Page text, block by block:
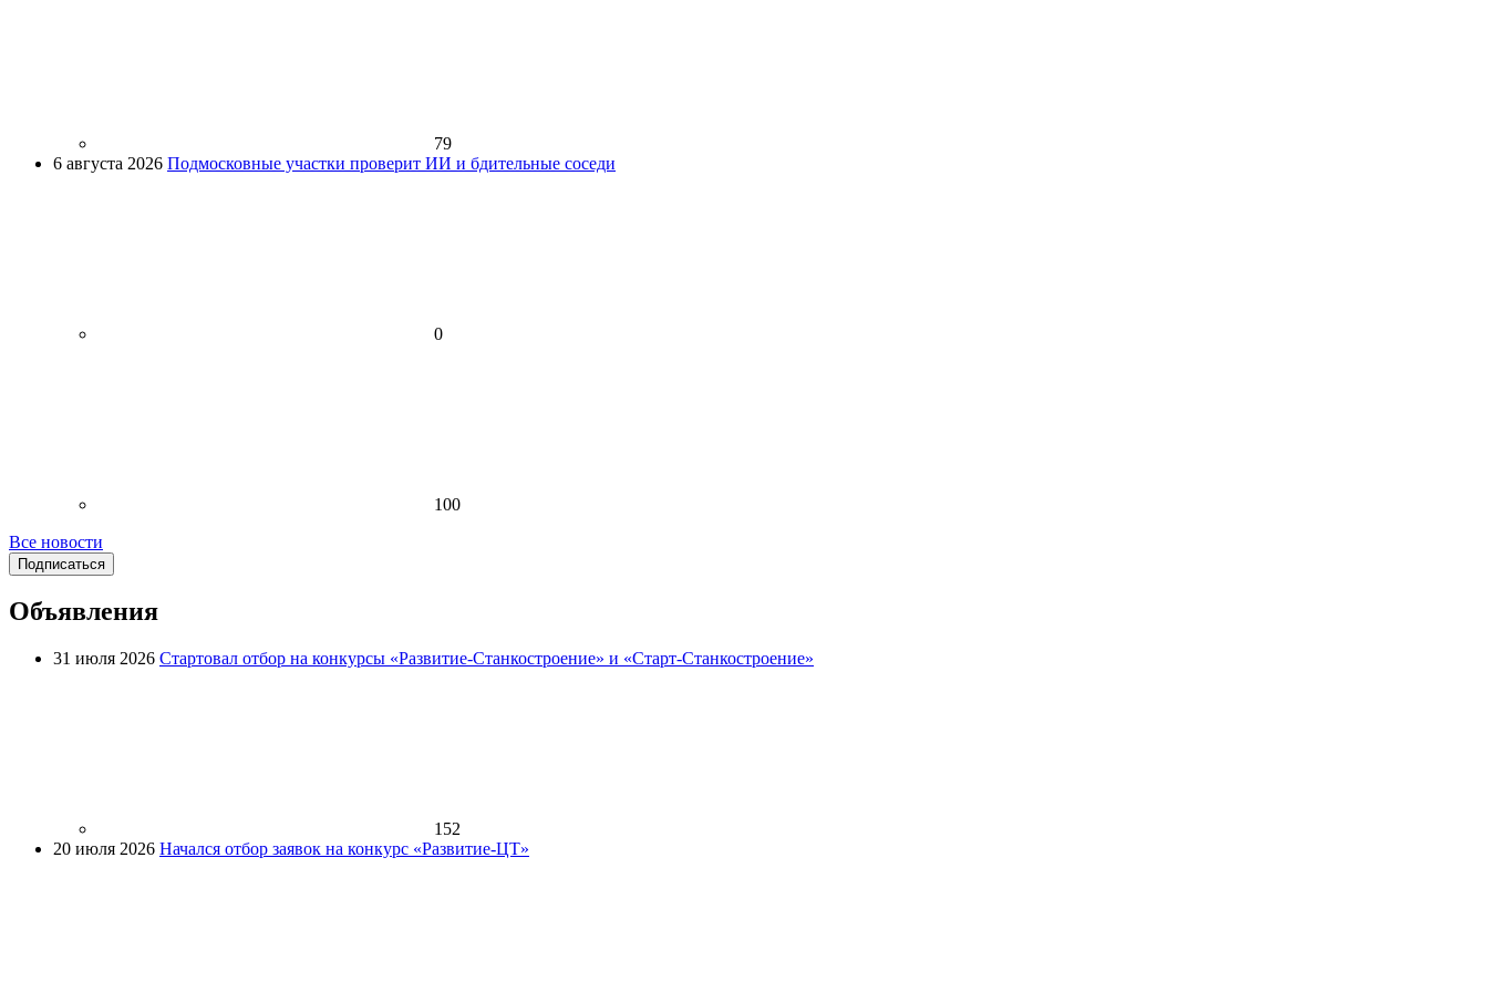
79
6 августа 2026 Подмосковные участки проверит ИИ и бдительные соседи
0
100
Все новости
Подписаться
Объявления
31 июля 2026 Стартовал отбор на конкурсы «Развитие-Станкостроение» и «Старт-Станкостроение»
152
20 июля 2026 Начался отбор заявок на конкурс «Развитие-ЦТ»